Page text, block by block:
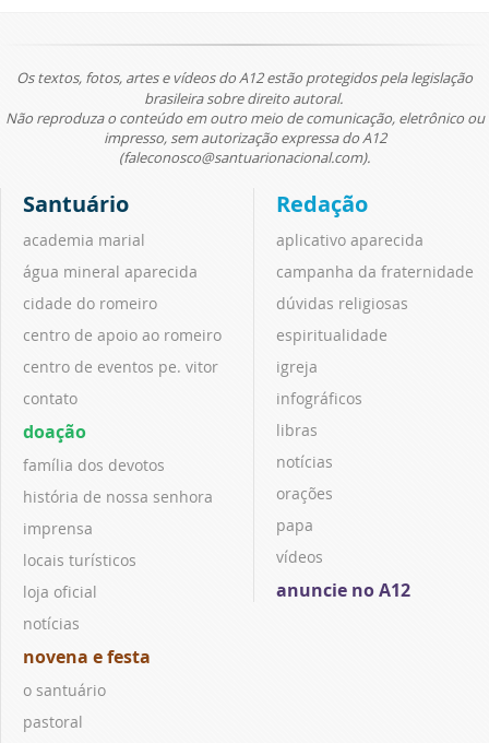
Os textos, fotos, artes e vídeos do A12 estão protegidos pela legislação
brasileira sobre direito autoral.
Não reproduza o conteúdo em outro meio de comunicação, eletrônico ou
impresso, sem autorização expressa do A12
(faleconosco@santuarionacional.com).
Santuário
academia marial
água mineral aparecida
cidade do romeiro
centro de apoio ao romeiro
centro de eventos pe. vitor
contato
doação
família dos devotos
história de nossa senhora
imprensa
locais turísticos
loja oficial
notícias
novena e festa
o santuário
pastoral
Redação
aplicativo aparecida
campanha da fraternidade
dúvidas religiosas
espiritualidade
igreja
infográficos
libras
notícias
orações
papa
vídeos
anuncie no A12